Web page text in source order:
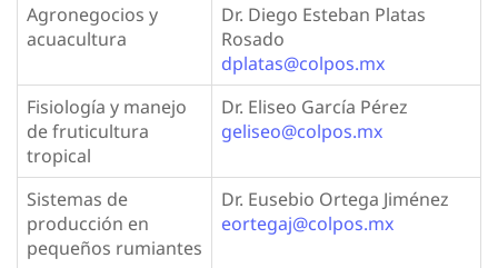
Agronegocios y
acuacultura
Dr. Diego Esteban Platas
Rosado
dplatas@colpos.mx
Fisiología y manejo
de fruticultura
tropical
Dr. Eliseo García Pérez
geliseo@colpos.mx
Sistemas de
producción en
pequeños rumiantes
Dr. Eusebio Ortega Jiménez
eortegaj@colpos.mx